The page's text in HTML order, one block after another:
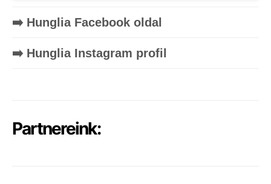
➡️ Hunglia Facebook oldal
➡️ Hunglia Instagram profil
Partnereink: